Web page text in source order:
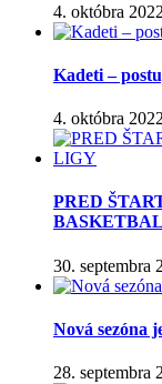
4. októbra 2022
Kadeti –
4. októbra 2022
PRED
30. septembra
Nová sezóna
28. septembra